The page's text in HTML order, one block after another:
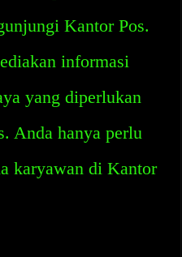
Kantor Pos.
informasi
yang diperlukan
Anda hanya perlu
karyawan di Kantor